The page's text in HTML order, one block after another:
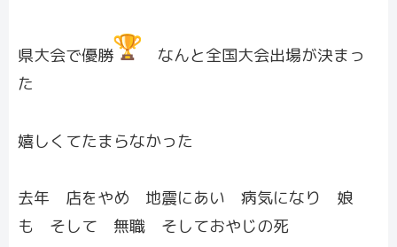
県大会で優勝
なんと全国大会出場が決まっ
た
嬉しくてたまらなかった
去年 店をやめ 地震にあい 病気になり 娘
も そして 無職 そしておやじの死